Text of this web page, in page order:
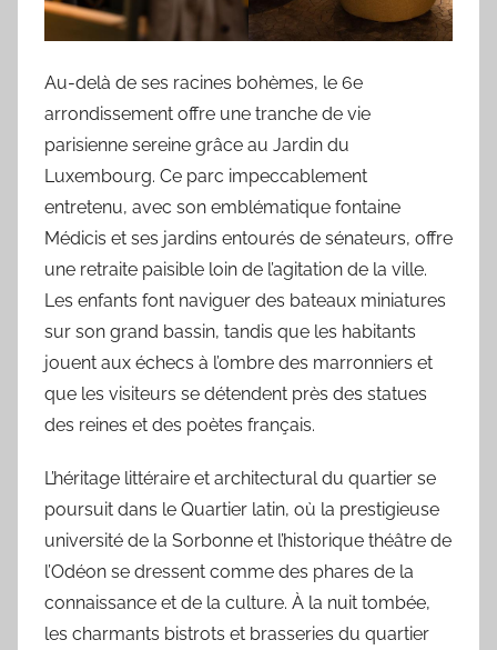
Au-delà de ses racines bohèmes, le 6e
arrondissement offre une tranche de vie
parisienne sereine grâce au Jardin du
Luxembourg. Ce parc impeccablement
entretenu, avec son emblématique fontaine
Médicis et ses jardins entourés de sénateurs, offre
une retraite paisible loin de l’agitation de la ville.
Les enfants font naviguer des bateaux miniatures
sur son grand bassin, tandis que les habitants
jouent aux échecs à l’ombre des marronniers et
que les visiteurs se détendent près des statues
des reines et des poètes français.
L’héritage littéraire et architectural du quartier se
poursuit dans le Quartier latin, où la prestigieuse
université de la Sorbonne et l’historique théâtre de
l’Odéon se dressent comme des phares de la
connaissance et de la culture. À la nuit tombée,
les charmants bistrots et brasseries du quartier